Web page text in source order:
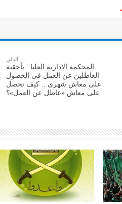
التالي
المحكمة الادارية العليا : بأحقية
العاطلين عن العمل فى الحصول
على معاش شهرى .. كيف تحصل
على معاش «عاطل عن العمل»؟